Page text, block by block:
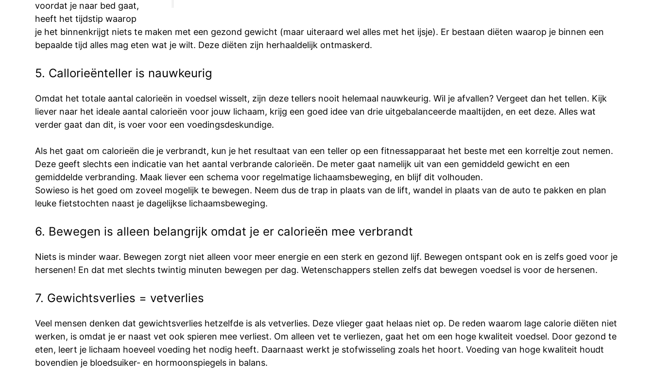
voordat je naar bed gaat,
heeft het tijdstip waarop
je het binnenkrijgt niets te maken met een gezond gewicht (maar uiteraard wel alles met het ijsje). Er bestaan diëten waarop je binnen een
bepaalde tijd alles mag eten wat je wilt. Deze diëten zijn herhaaldelijk ontmaskerd.
5. Callorieënteller is nauwkeurig
Omdat het totale aantal calorieën in voedsel wisselt, zijn deze tellers nooit helemaal nauwkeurig. Wil je afvallen? Vergeet dan het tellen. Kijk
liever naar het ideale aantal calorieën voor jouw lichaam, krijg een goed idee van drie uitgebalanceerde maaltijden, en eet deze. Alles wat
verder gaat dan dit, is voer voor een voedingsdeskundige.
Als het gaat om calorieën die je verbrandt, kun je het resultaat van een teller op een fitnessapparaat het beste met een korreltje zout nemen.
Deze geeft slechts een indicatie van het aantal verbrande calorieën. De meter gaat namelijk uit van een gemiddeld gewicht en een
gemiddelde verbranding. Maak liever een schema voor regelmatige lichaamsbeweging, en blijf dit volhouden.
Sowieso is het goed om zoveel mogelijk te bewegen. Neem dus de trap in plaats van de lift, wandel in plaats van de auto te pakken en plan
leuke fietstochten naast je dagelijkse lichaamsbeweging.
6. Bewegen is alleen belangrijk omdat je er calorieën mee verbrandt
Niets is minder waar. Bewegen zorgt niet alleen voor meer energie en een sterk en gezond lijf. Bewegen ontspant ook en is zelfs goed voor je
hersenen! En dat met slechts twintig minuten bewegen per dag. Wetenschappers stellen zelfs dat bewegen voedsel is voor de hersenen.
7. Gewichtsverlies = vetverlies
Veel mensen denken dat gewichtsverlies hetzelfde is als vetverlies. Deze vlieger gaat helaas niet op. De reden waarom lage calorie diëten niet
werken, is omdat je er naast vet ook spieren mee verliest. Om alleen vet te verliezen, gaat het om een hoge kwaliteit voedsel. Door gezond te
eten, leert je lichaam hoeveel voeding het nodig heeft. Daarnaast werkt je stofwisseling zoals het hoort. Voeding van hoge kwaliteit houdt
bovendien je bloedsuiker- en hormoonspiegels in balans.